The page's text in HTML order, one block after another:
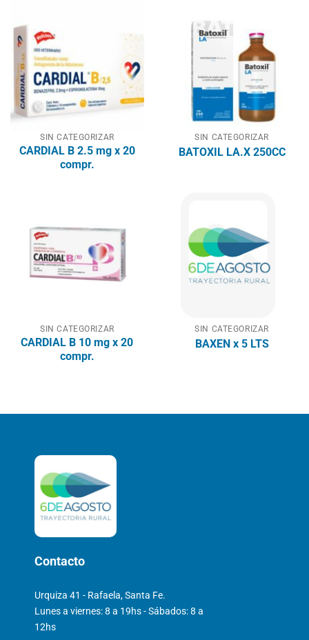
SIN CATEGORIZAR
CARDIAL B 2.5 mg x 20
compr.
SIN CATEGORIZAR
BATOXIL LA.X 250CC
SIN CATEGORIZAR
CARDIAL B 10 mg x 20
compr.
SIN CATEGORIZAR
BAXEN x 5 LTS
Contacto
Urquiza 41 - Rafaela, Santa Fe.
Lunes a viernes: 8 a 19hs - Sábados: 8 a
12hs